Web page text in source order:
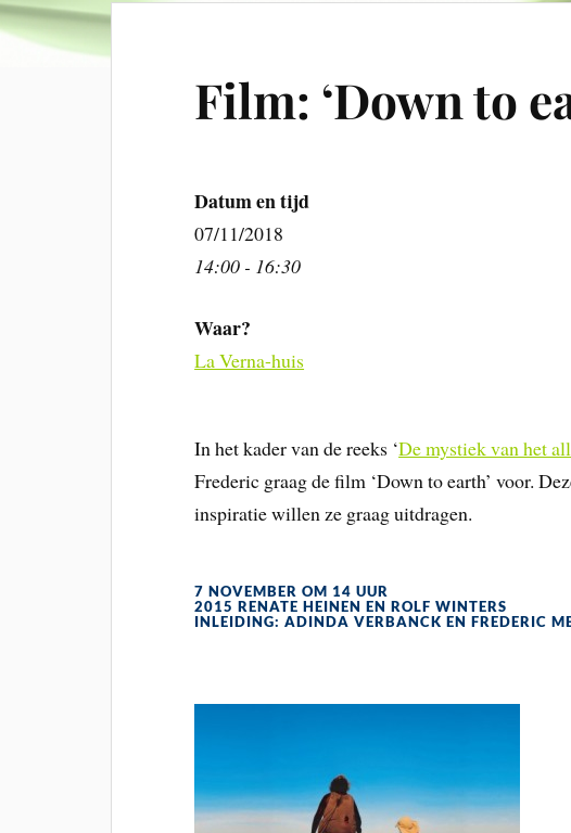
Film: ‘Down to
Datum en tijd
07/11/2018
14:00 - 16:30
Waar?
La Verna-huis
In het kader van de reeks ‘De mystiek van het
Frederic graag de film ‘Down to earth’ voor.
inspiratie willen ze graag uitdragen.
7 NOVEMBER OM 14 UUR
2015 RENATE HEINEN EN ROLF WINTERS
INLEIDING: ADINDA VERBANCK EN FREDERIC